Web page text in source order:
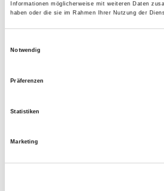
Informationen möglicherweise mit weiteren Daten
haben oder die sie im Rahmen Ihrer Nutzung der
Notwendig
Präferenzen
Statistiken
Marketing
s des
der